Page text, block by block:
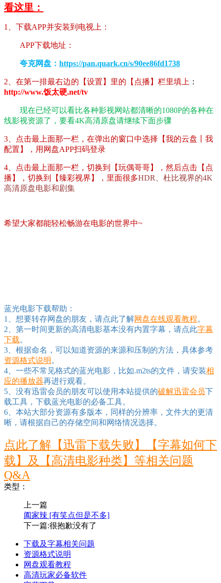
看这里：
1、下载APP并安装到电视上：
APP下载地址：
夸克网盘： https://pan.quark.cn/s/90ee86fd1738
2、在第一排最右边的【设置】里的【点播】栏里填上 ：
http://www.饭太硬.net/tv
现在已经可以看比各种影视网站都清晰的1080P的各种在
线影视资源了，要看4K高清原盘请继续下面步骤
3、点击最上面那一栏，在弹出的窗口中选择【我的云盘丨我
配置】，用网盘APP扫码登录
4、点击最上面那一栏，切换到【玩偶哥哥】，然后点击【点
播】，切换到【臻彩视界】，里面很多HDR、杜比视界的4K
高清原盘电影和剧集
希望大家都能轻松畅游在电影的世界中~
蓝光电影下载帮助：
1、想要转存网盘的朋友，请点此了解网盘在线观看教程。
2、第一时间更新的高清电影基本没有内置字幕，请点此字幕
下载。
3、根据命名，可以知道资源的来源和压制的方法，具体参考
资源格式说明 。
4、一些不常见格式的蓝光电影，比如.m2ts的文件，请安装相
应的播放器再进行观看。
5、没有迅雷会员的朋友可以使用本站提供的破解迅雷会员下
载工具，下载蓝光电影的必备工具。
6、本站大部分资源有多版本，同样的分辨率，文件大的更清
晰，请根据自己的存储空间和网络情况选择。
点此了解【迅雷下载失败】【字幕如何下
载】及【高清电影种类】等相关问题
Q&A
类型：
上一篇
阖家辣 [有笑点但是不多]
下一篇:很抱歉没有了
下载及字幕相关问题
资源格式说明
网盘观看教程
高清玩家必备软件